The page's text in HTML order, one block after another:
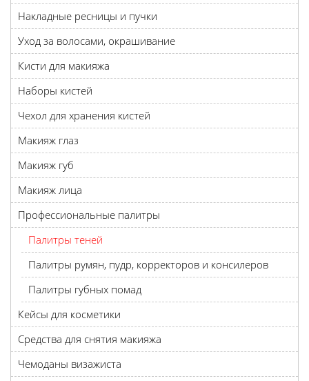
Накладные ресницы и пучки
Уход за волосами, окрашивание
Кисти для макияжа
Наборы кистей
Чехол для хранения кистей
Макияж глаз
Макияж губ
Макияж лица
Профессиональные палитры
Палитры теней
Палитры румян, пудр, корректоров и консилеров
Палитры губных помад
Кейсы для косметики
Средства для снятия макияжа
Чемоданы визажиста